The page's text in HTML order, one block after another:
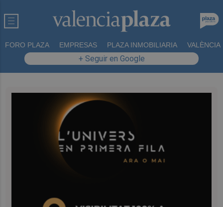
FORO PLAZA EMPRESAS PLAZA INMOBILIARIA VALÈNCIA
+ Seguir en Google